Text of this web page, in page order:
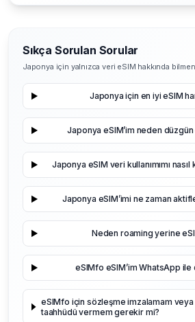
Sıkça Sorulan Sorular
Japonya için yalnızca veri eSIM hakkında
Japonya için en iyi eSIM
Japonya eSIM’im neden düzgün
Japonya eSIM veri kullanımımı
Japonya eSIM’imi ne zaman
Neden roaming yerine
eSIMfo eSIM’im WhatsApp ile
eSIMfo için sözleşme imzalamam
taahhüdü vermem gerekir mi?